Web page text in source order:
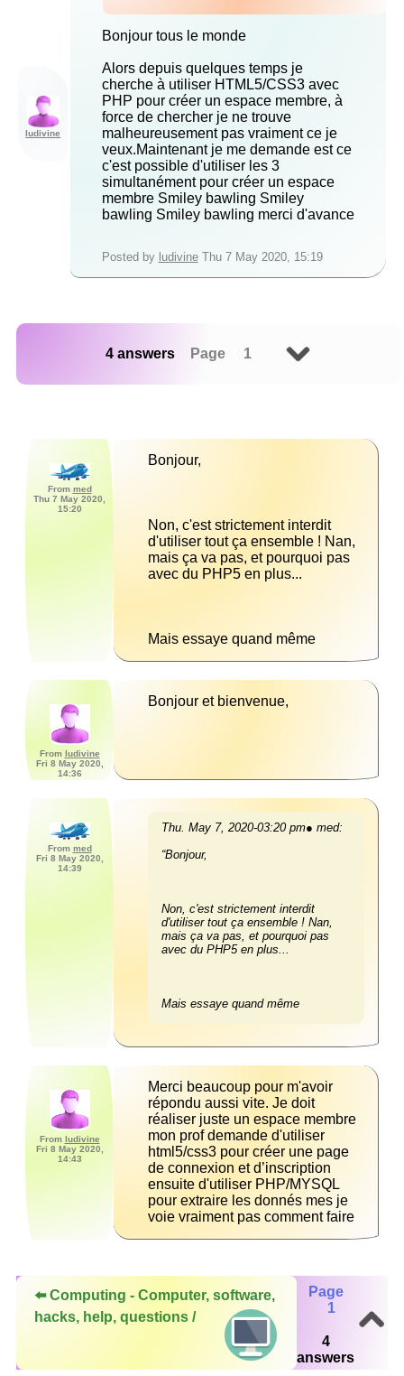
ludivine
Bonjour tous le monde
Alors depuis quelques temps je
cherche à utiliser HTML5/CSS3 avec
PHP pour créer un espace membre, à
force de chercher je ne trouve
malheureusement pas vraiment ce je
veux.Maintenant je me demande est ce
c'est possible d'utiliser les 3
simultanément pour créer un espace
membre Smiley bawling Smiley
bawling Smiley bawling merci d'avance
Posted by ludivineThu 7 May 2020, 15:19
4 answers Page 1
From med
Thu 7 May 2020,
15:20
Non, c'est strictement interdit
d'utiliser tout ça ensemble ! Nan,
mais ça va pas, et pourquoi pas
Mais essaye quand même
From ludivine
Fri 8 May 2020,
14:36
Bonjour et bienvenue,
From med
Fri 8 May 2020,
14:39
Thu. May 7, 2020-03:20 pm● med:
Non, c'est strictement interdit
d'utiliser tout ça ensemble ! Nan,
mais ça va pas, et pourquoi pas
Mais essaye quand même
From ludivine
Fri 8 May 2020,
14:43
Merci beaucoup pour m'avoir
répondu aussi vite. Je doit
réaliser juste un espace membre
mon prof demande d'utiliser
html5/css3 pour créer une page
de connexion et d’inscription
ensuite d'utiliser PHP/MYSQL
pour extraire les donnés mes je
voie vraiment pas comment faire
⬅️ Computing - Computer, software,
hacks, help, questions /
Page
1
4
answers